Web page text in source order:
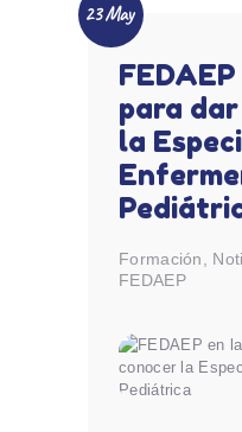
23 May
para
la
Formación
FEDAEP